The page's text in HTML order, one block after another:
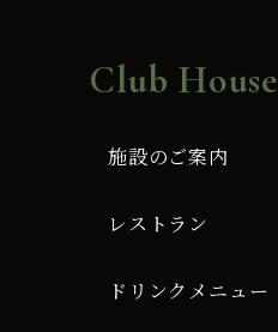
Club House
施設のご案内
レストラン
ドリンクメニュー